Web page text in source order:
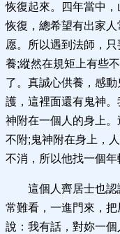
恢復起來。四年當中
恢復，總希望有出家
愿。所以遇到法師，
養;縱然在規矩上有些
了。真誠心供養，感
護，這裡面還有鬼神
神附在一個人的身上
不附;鬼神附在身上，
不消，所以他找一個年
這個人齊居士也
常難看，一進門來，把
說：我有話，對妳一